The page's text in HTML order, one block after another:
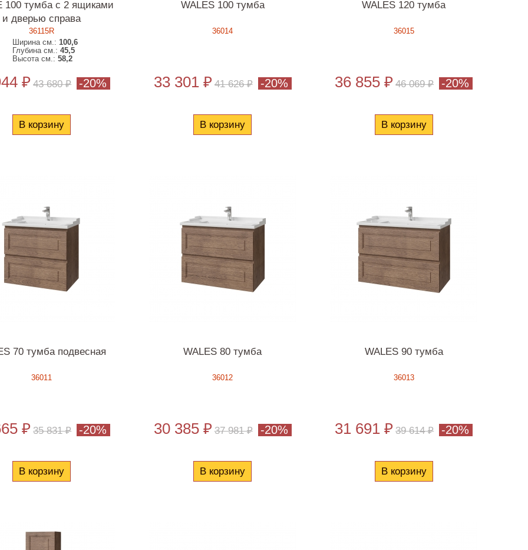
100 тумба с 2 ящиками
и дверью справа
36115R
Ширина см.: 100,6
Глубина см.: 45,5
Высота см.: 58,2
₽ 43 680 ₽ -20%
В корзину
WALES 100 тумба
36014
33 301 ₽ 41 626 ₽ -20%
В корзину
WALES 120 тумба
36015
36 855 ₽ 46 069 ₽ -20%
В корзину
70 тумба подвесная
36011
₽ 35 831 ₽ -20%
В корзину
WALES 80 тумба
36012
30 385 ₽ 37 981 ₽ -20%
В корзину
WALES 90 тумба
36013
31 691 ₽ 39 614 ₽ -20%
В корзину